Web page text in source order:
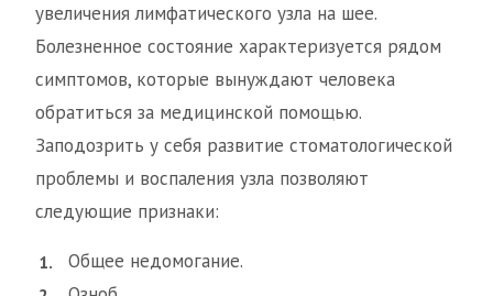
увеличения лимфатического узла на шее.
Болезненное состояние характеризуется рядом
симптомов, которые вынуждают человека
обратиться за медицинской помощью.
Заподозрить у себя развитие стоматологической
проблемы и воспаления узла позволяют
следующие признаки:
Общее недомогание.